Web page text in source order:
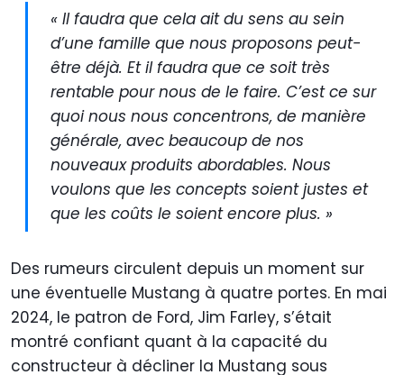
« Il faudra que cela ait du sens au sein
d’une famille que nous proposons peut-
être déjà. Et il faudra que ce soit très
rentable pour nous de le faire. C’est ce sur
quoi nous nous concentrons, de manière
générale, avec beaucoup de nos
nouveaux produits abordables. Nous
voulons que les concepts soient justes et
que les coûts le soient encore plus. »
Des rumeurs circulent depuis un moment sur
une éventuelle Mustang à quatre portes. En mai
2024, le patron de Ford, Jim Farley, s’était
montré confiant quant à la capacité du
constructeur à décliner la Mustang sous